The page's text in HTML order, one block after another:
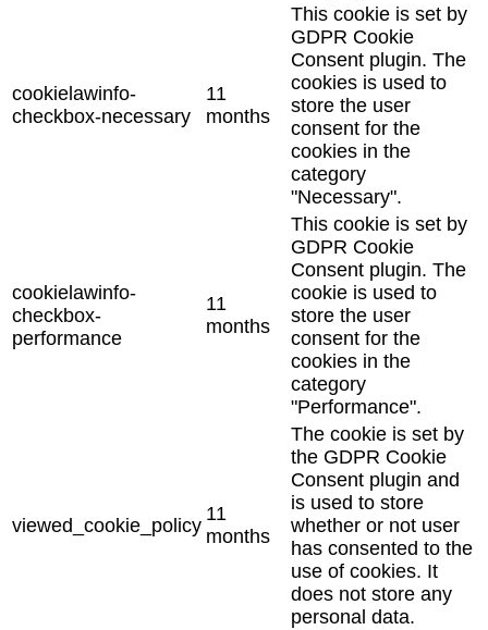
cookielawinfo-
checkbox-necessary
11
months
This cookie is set by
GDPR Cookie
Consent plugin. The
cookies is used to
store the user
consent for the
cookies in the
category
"Necessary".
cookielawinfo-
checkbox-
performance
11
months
This cookie is set by
GDPR Cookie
Consent plugin. The
cookie is used to
store the user
consent for the
cookies in the
category
"Performance".
viewed_cookie_policy
11
months
The cookie is set by
the GDPR Cookie
Consent plugin and
is used to store
whether or not user
has consented to the
use of cookies. It
does not store any
personal data.